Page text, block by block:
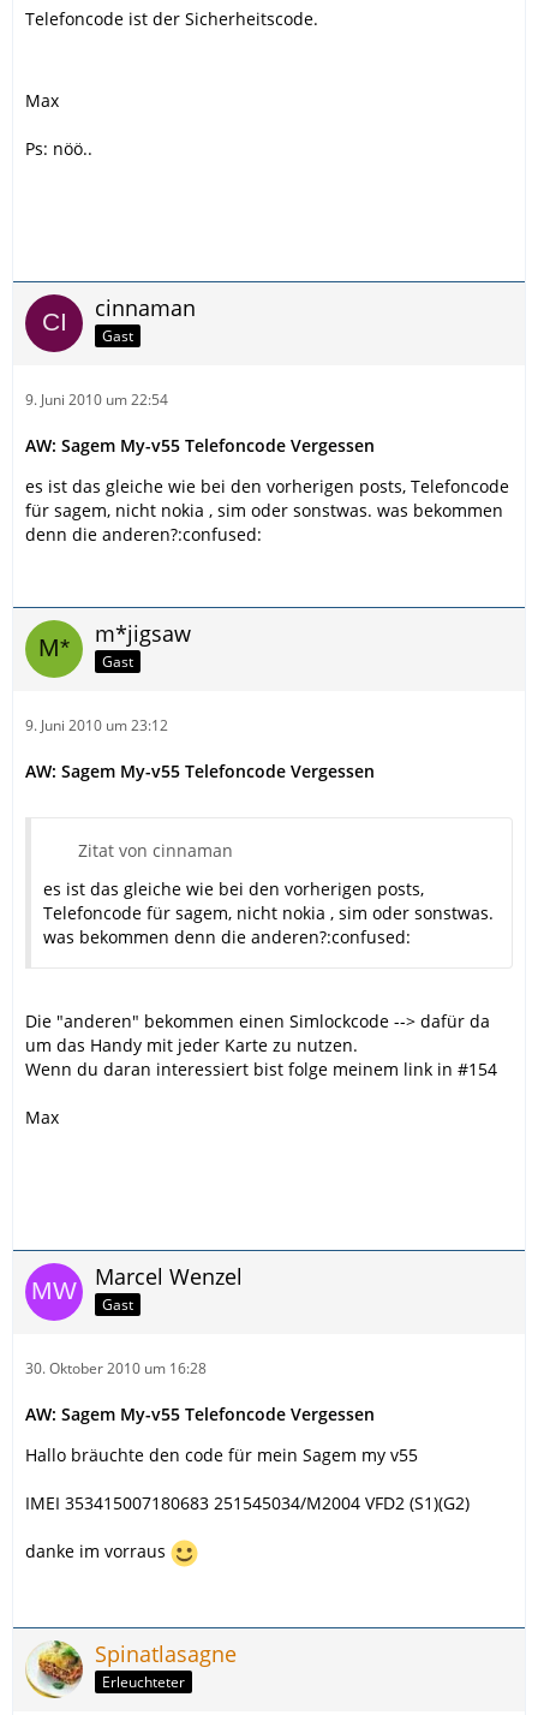
Telefoncode ist der Sicherheitscode.
Max
Ps: nöö..
cinnaman
Gast
9. Juni 2010 um 22:54
AW: Sagem My-v55 Telefoncode Vergessen
es ist das gleiche wie bei den vorherigen posts, Telefoncode
für sagem, nicht nokia , sim oder sonstwas. was bekommen
denn die anderen?:confused:
m*jigsaw
Gast
9. Juni 2010 um 23:12
AW: Sagem My-v55 Telefoncode Vergessen
Zitat von cinnaman
es ist das gleiche wie bei den vorherigen posts,
Telefoncode für sagem, nicht nokia , sim oder sonstwas.
was bekommen denn die anderen?:confused:
Die "anderen" bekommen einen Simlockcode --> dafür da
um das Handy mit jeder Karte zu nutzen.
Wenn du daran interessiert bist folge meinem link in #154
Max
Marcel Wenzel
Gast
30. Oktober 2010 um 16:28
AW: Sagem My-v55 Telefoncode Vergessen
Hallo bräuchte den code für mein Sagem my v55
IMEI 353415007180683 251545034/M2004 VFD2 (S1)(G2)
danke im vorraus
Spinatlasagne
Erleuchteter